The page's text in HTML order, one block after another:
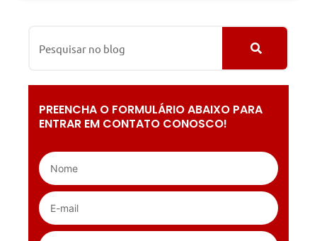
PREENCHA O FORMULÁRIO ABAIXO PARA
ENTRAR EM CONTATO CONOSCO!